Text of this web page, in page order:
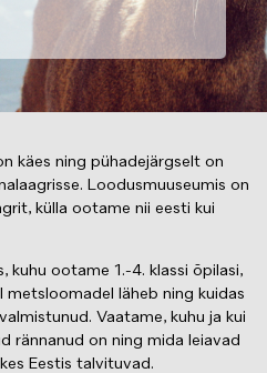
käes ning pühadejärgselt on
Loodusmuuseumis on
külla ootame nii eesti kui
kuhu ootame 1.-4. klassi õpilasi,
metsloomadel läheb ning kuidas
Vaatame, kuhu ja kui
rännanud on ning mida leiavad
Eestis talvituvad.